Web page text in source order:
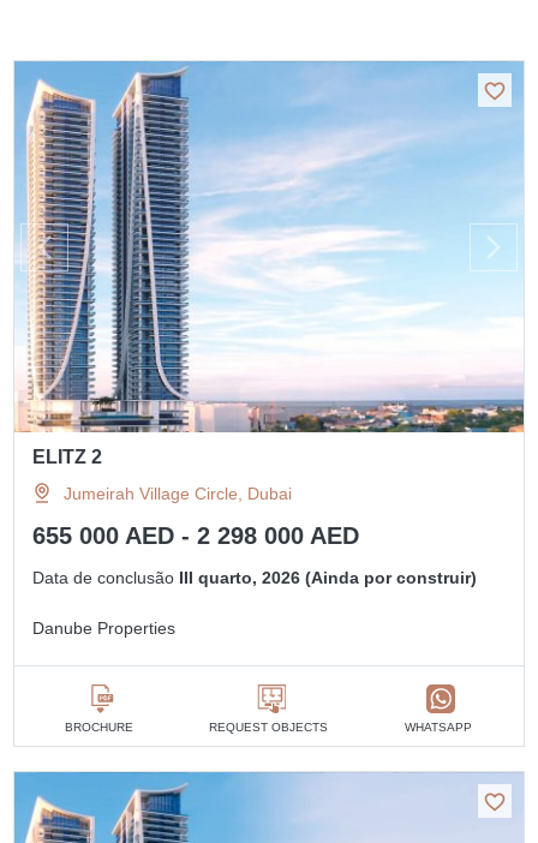
ELITZ 2
Jumeirah Village Circle, Dubai
655 000 AED - 2 298 000 AED
Data de conclusão III quarto, 2026 (Ainda por construir)
Danube Properties
BROCHURE REQUEST OBJECTS WHATSAPP